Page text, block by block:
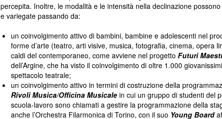
percepita. Inoltre, le modalità e le intensità nella declinazione
e variegate passando da:
un coinvolgimento attivo di bambini, bambine e adolescenti nel
forme d’arte (teatro, arti visive, musica, fotografia, cinema, opera
caldi del contemporaneo, come avviene nel progetto Futuri
dell’Argine, che ha visto il coinvolgimento di oltre 1.000
spettacolo teatrale;
un coinvolgimento attivo in termini di costruzione della
Rivoli Musica/Officina Musicale in cui un gruppo di studenti del
scuola-lavoro sono chiamati a gestire la programmazione della
anche l’Orchestra Filarmonica di Torino, con il suo Young Board